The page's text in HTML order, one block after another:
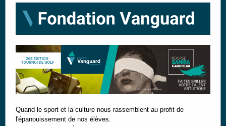
Quand le sport et la culture nous rassemblent au profit de
l'épanouissement de nos élèves.